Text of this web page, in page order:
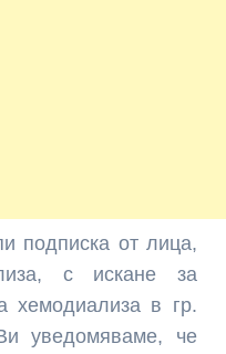
подписка от лица,
с искане за
хемодиализа в гр.
уведомяваме, че